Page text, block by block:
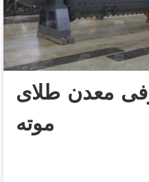
معدن طلای
موته